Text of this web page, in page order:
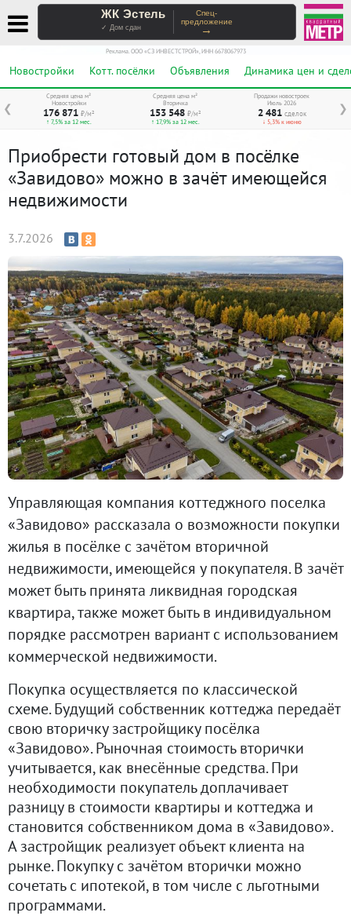
ЖК Эстель
✓ Дом сдан
Спец-
предложение
→
Реклама. ООО «СЗ ИНВЕСТСТРОЙ», ИНН 6678067973
Новостройки Котт. посёлки Объявления Динамика цен и
❮ ❯
Средняя цена м²
Новостройки
176 871 ₽/м²
↑ 7,5% за 12 мес.
Средняя цена м²
Вторичка
153 548 ₽/м²
↑ 17,9% за 12 мес.
Продажи новостроек
Июль 2026
2 481 сделок
↓ 5,3% к июню
Приобрести готовый дом в посёлке
«Завидово» можно в зачёт имеющейся
недвижимости
3.7.2026
Управляющая компания коттеджного поселка
«Завидово» рассказала о возможности покупки
жилья в посёлке с зачётом вторичной
недвижимости, имеющейся у покупателя. В зачёт
может быть принята ликвидная городская
квартира, также может быть в индивидуальном
порядке рассмотрен вариант с использованием
коммерческой недвижимости.
Покупка осуществляется по классической
схеме. Будущий собственник коттеджа передаёт
свою вторичку застройщику посёлка
«Завидово». Рыночная стоимость вторички
учитывается, как внесённые средства. При
необходимости покупатель доплачивает
разницу в стоимости квартиры и коттеджа и
становится собственником дома в «Завидово».
А застройщик реализует объект клиента на
рынке. Покупку с зачётом вторички можно
сочетать с ипотекой, в том числе с льготными
программами.